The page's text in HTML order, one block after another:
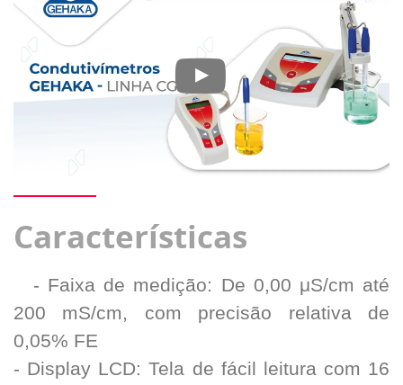
Características
Faixa de medição: De 0,00 μS/cm até
200 mS/cm, com precisão relativa de
0,05% FE
- Display LCD: Tela de fácil leitura com 16